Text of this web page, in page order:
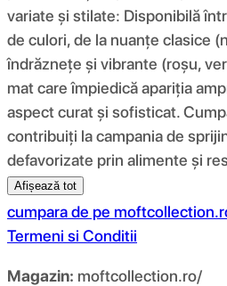
variate și stilate: Disponibilă
de culori, de la nuanțe clasice
îndrăznețe și vibrante (roșu,
mat care împiedică apariția
aspect curat și sofisticat.
contribuiți la campania de
defavorizate prin alimente și
Afișează tot
cumpara de pe
Termeni si Conditii
Magazin: moftcollection.ro/